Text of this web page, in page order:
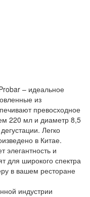
– идеальное
из
превосходное
220 мл и диаметр 8,5
Легко
в Китае.
элегантность и
для широкого спектра
в вашем ресторане
индустрии